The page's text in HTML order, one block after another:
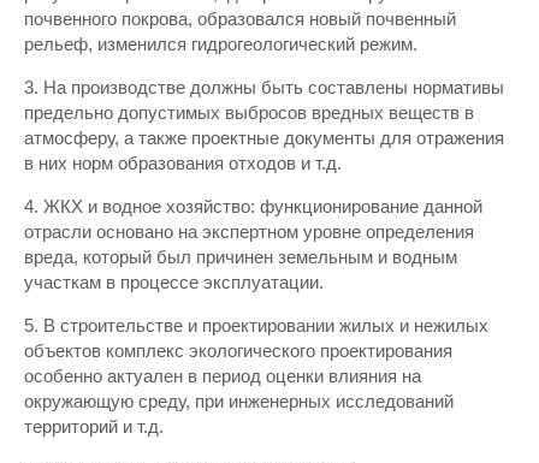
почвенного покрова, образовался новый почвенный
рельеф, изменился гидрогеологический режим.
3. На производстве должны быть составлены нормативы
предельно допустимых выбросов вредных веществ в
атмосферу, а также проектные документы для отражения
в них норм образования отходов и т.д.
4. ЖКХ и водное хозяйство: функционирование данной
отрасли основано на экспертном уровне определения
вреда, который был причинен земельным и водным
участкам в процессе эксплуатации.
5. В строительстве и проектировании жилых и нежилых
объектов комплекс экологического проектирования
особенно актуален в период оценки влияния на
окружающую среду, при инженерных исследований
территорий и т.д.